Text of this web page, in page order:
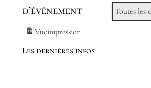
d’évènement
Toutes les
Vueimpression
Les dernières infos